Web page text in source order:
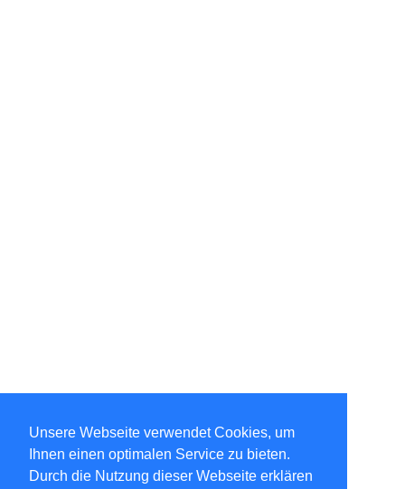
Unsere Webseite verwendet Cookies, um
Ihnen einen optimalen Service zu bieten.
Durch die Nutzung dieser Webseite erklären